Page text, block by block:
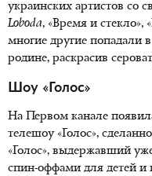
украинских артистов со
Loboda, «Время и стекло»,
многие другие попадали
родине, раскрасив
Шоу «Голос»
На Первом канале
телешоу «Голос»,
«Голос», выдержавший
спин-оффами для детей и